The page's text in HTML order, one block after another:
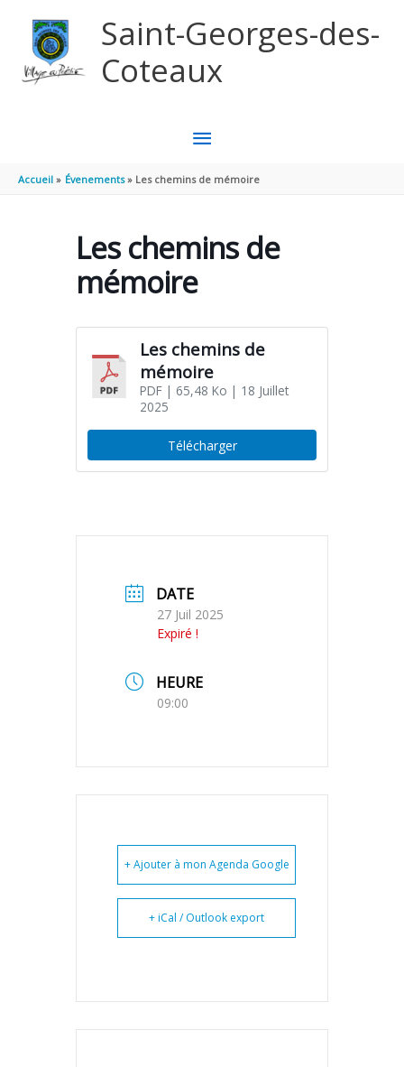
Saint-Georges-des-
Coteaux
MENU
PRINCIPAL
Accueil Évenements Les chemins de mémoire
Les chemins de
mémoire
Les chemins de
mémoire
PDF| 65,48 Ko | 18 Juillet
2025
Télécharger
DATE
27 Juil 2025
Expiré !
HEURE
09:00
+ Ajouter à mon Agenda Google
+ iCal / Outlook export